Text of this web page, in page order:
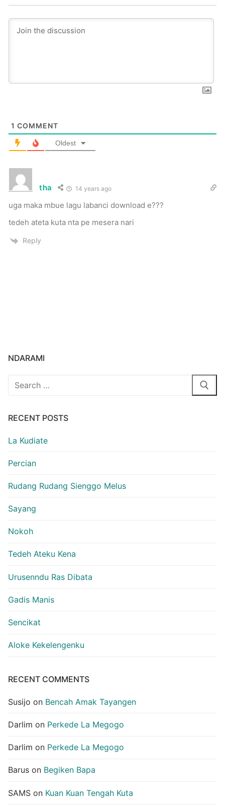
1 COMMENT
Oldest
tha 14 years ago
uga maka mbue lagu labanci download e???
tedeh ateta kuta nta pe mesera nari
Reply
NDARAMI
Search
RECENT POSTS
La Kudiate
Percian
Rudang Rudang Sienggo Melus
Sayang
Nokoh
Tedeh Ateku Kena
Urusenndu Ras Dibata
Gadis Manis
Sencikat
Aloke Kekelengenku
RECENT COMMENTS
Susijo on Bencah Amak Tayangen
Darlim on Perkede La Megogo
Darlim on Perkede La Megogo
Barus on Begiken Bapa
SAMS on Kuan Kuan Tengah Kuta